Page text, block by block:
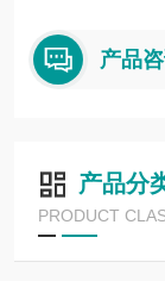
产品
产品分
PRODUCT